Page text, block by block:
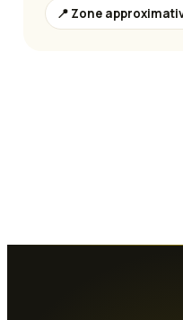
📍 Zone